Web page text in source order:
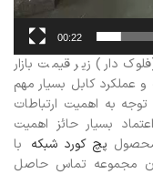
00:22
دار) زیر قیمت بازار
عملکرد کابل بسیار مهم
به اهمیت ارتباطات
بسیار حائز اهمیت
پچ کورد شبکه با
مجموعه تماس حاصل